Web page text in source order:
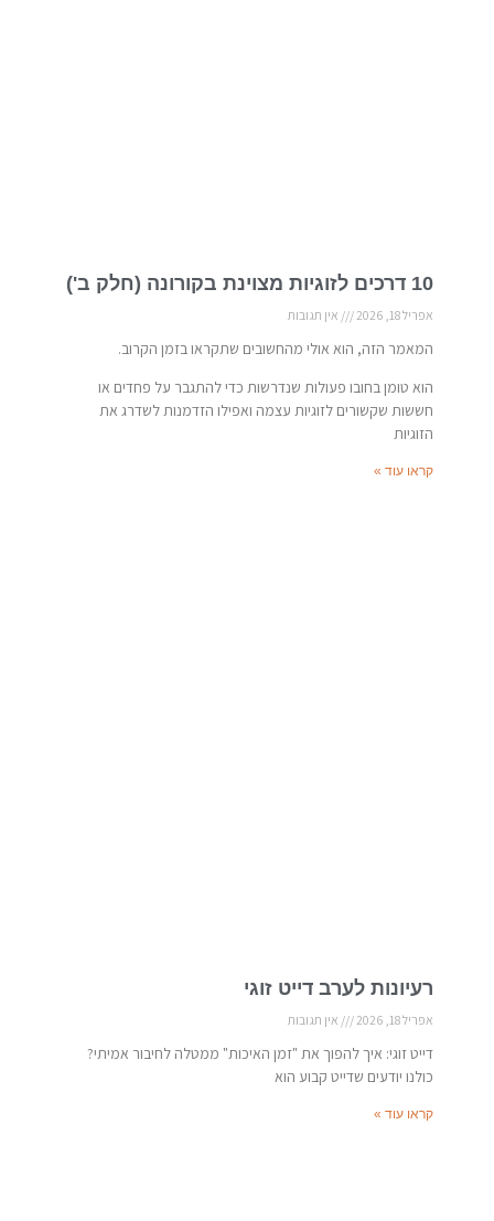
10 דרכים לזוגיות מצוינת בקורונה (חלק ב')
אפריל 18, 2026 אין תגובות
המאמר הזה, הוא אולי מהחשובים שתקראו בזמן הקרוב.
הוא טומן בחובו פעולות שנדרשות כדי להתגבר על פחדים או
חששות שקשורים לזוגיות עצמה ואפילו הזדמנות לשדרג את
הזוגיות
קראו עוד »
רעיונות לערב דייט זוגי
אפריל 18, 2026 אין תגובות
דייט זוגי: איך להפוך את "זמן האיכות" ממטלה לחיבור אמיתי?
כולנו יודעים שדייט קבוע הוא
קראו עוד »